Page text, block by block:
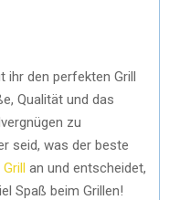
ihr den perfekten Grill
Qualität und das
zu
seid, was der beste
an und entscheidet,
Spaß beim Grillen!